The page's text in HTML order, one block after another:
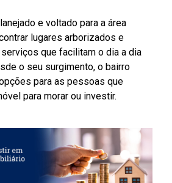
e voltado para a área
lugares arborizados e
que facilitam o dia a dia
o seu surgimento, o bairro
para as pessoas que
para morar ou investir.